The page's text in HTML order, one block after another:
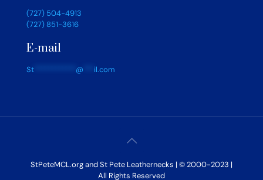
(727) 504-4913
(727) 851-3616
E-mail
St @ il.com
StPeteMCL.org and St Pete Leathernecks | © 2000-2023 |
All Rights Reserved